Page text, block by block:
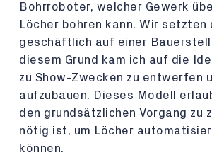
Bohrroboter, welcher Gewerk
Löcher bohren kann. Wir setzten
geschäftlich auf einer
diesem Grund kam ich auf die
zu Show-Zwecken zu entwerfen
aufzubauen. Dieses Modell
den grundsätzlichen Vorgang zu
nötig ist, um Löcher
können.